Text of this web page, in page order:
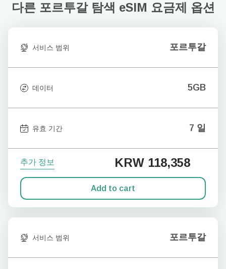
다른 포르투갈 탐색 eSIM 요금제 옵션
서비스 범위 포르투갈
데이터 5GB
유효 기간 7 일
추가 정보 KRW 118,358
Add to cart
서비스 범위 포르투갈